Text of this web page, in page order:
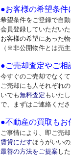
●お客様の希望条件
希望条件をご登録で自
会員登録していただい
お客様の希望にあった
（※非公開物件とは売
●ご売却査定やご相
今すぐのご売却でなく
ご売却にも人それぞれ
いでも無料査定 もいた
で、まずはご連絡くださ
●不動産の買取もお
ご事情により、即ご売
賃貸にだすほうがいいの
最善の方法をご提案し